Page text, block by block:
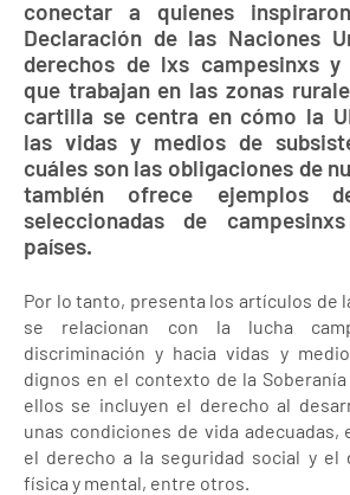
conectar a quienes
Declaración de las Naciones
derechos de lxs campesinxs
que trabajan en las zonas
cartilla se centra en cómo la
las vidas y medios de
cuáles son las obligaciones de
también ofrece ejemplos
seleccionadas de
países.
Por lo tanto, presenta los artículos de
se relacionan con la lucha
discriminación y hacia vidas y
dignos en el contexto de la
ellos se incluyen el derecho al
unas condiciones de vida adecuadas,
el derecho a la seguridad social y el
física y mental, entre otros.